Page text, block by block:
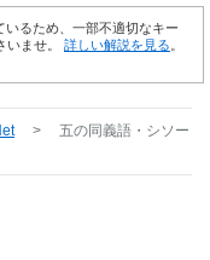
るため、一部不適切なキー
いませ。 詳しい解説を見る
> 五の同義語・シソー